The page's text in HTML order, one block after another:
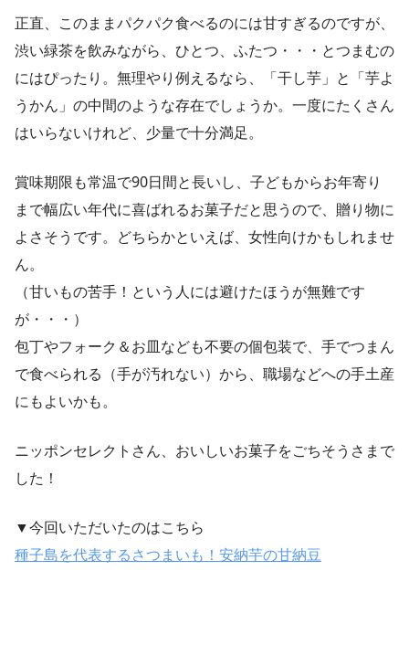
正直、このままパクパク食べるのには甘すぎるのですが、
渋い緑茶を飲みながら、ひとつ、ふたつ・・・とつまむの
にはぴったり。無理やり例えるなら、「干し芋」と「芋よ
うかん」の中間のような存在でしょうか。一度にたくさん
はいらないけれど、少量で十分満足。
賞味期限も常温で90日間と長いし、子どもからお年寄り
まで幅広い年代に喜ばれるお菓子だと思うので、贈り物に
よさそうです。どちらかといえば、女性向けかもしれませ
ん。
（甘いもの苦手！という人には避けたほうが無難です
が・・・）
包丁やフォーク＆お皿なども不要の個包装で、手でつまん
で食べられる（手が汚れない）から、職場などへの手土産
にもよいかも。
ニッポンセレクトさん、おいしいお菓子をごちそうさまで
した！
▼今回いただいたのはこちら
種子島を代表するさつまいも！安納芋の甘納豆